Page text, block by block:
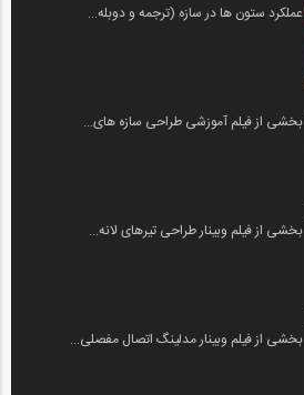
عملکرد ستون ها در سازه (ترجمه و دوبله...
بخشی از فیلم آموزشی طراحی سازه های...
بخشی از فیلم وبینار طراحی تیرهای لانه...
بخشی از فیلم وبینار مدلینگ اتصال مفصلی...